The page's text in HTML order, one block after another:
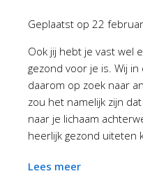
Geplaatst op 22
Ook jij hebt je vast wel
gezond voor je is. Wij
daarom op zoek naar
zou het namelijk zijn
naar je lichaam
heerlijk gezond uiteten
Lees meer